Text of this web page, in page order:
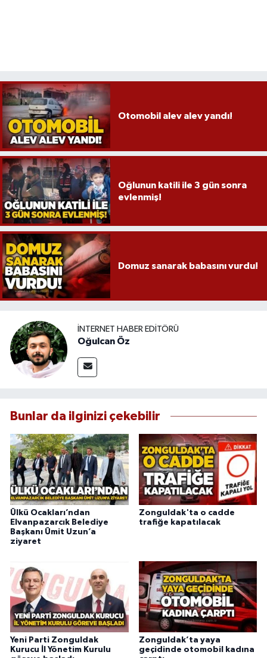
Otomobil alev alev yandı!
Oğlunun katili ile 3 gün sonra
evlenmiş!
Domuz sanarak babasını vurdu!
İNTERNET HABER EDITÖRÜ
Oğulcan Öz
Bunlar da ilginizi çekebilir
Ülkü Ocakları’ndan
Elvanpazarcık Belediye
Başkanı Ümit Uzun’a
ziyaret
Zonguldak'ta o cadde
trafiğe kapatılacak
Yeni Parti Zonguldak
Kurucu İl Yönetim Kurulu
Zonguldak’ta yaya
geçidinde otomobil kadına